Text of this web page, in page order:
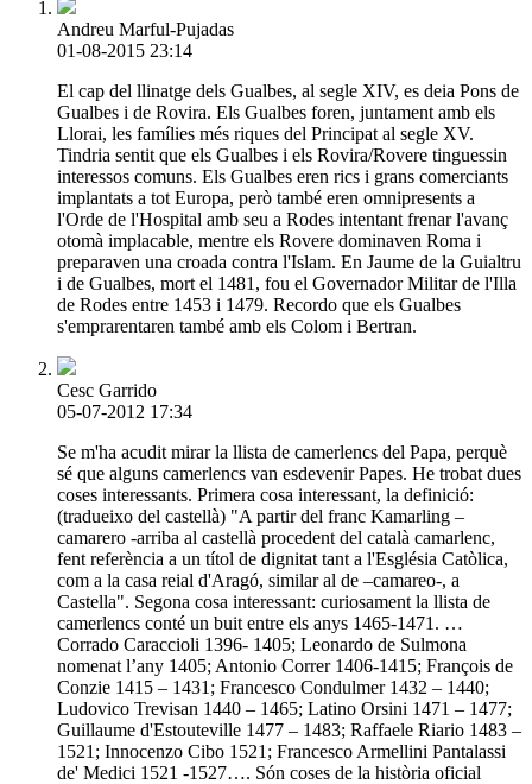
Andreu Marful-Pujadas
01-08-2015 23:14
El cap del llinatge dels Gualbes, al segle XIV, es deia Pons de
Gualbes i de Rovira. Els Gualbes foren, juntament amb els
Llorai, les famílies més riques del Principat al segle XV.
Tindria sentit que els Gualbes i els Rovira/Rovere tinguessin
interessos comuns. Els Gualbes eren rics i grans comerciants
implantats a tot Europa, però també eren omnipresents a
l'Orde de l'Hospital amb seu a Rodes intentant frenar l'avanç
otomà implacable, mentre els Rovere dominaven Roma i
preparaven una croada contra l'Islam. En Jaume de la Guialtru
i de Gualbes, mort el 1481, fou el Governador Militar de l'Illa
de Rodes entre 1453 i 1479. Recordo que els Gualbes
s'emprarentaren també amb els Colom i Bertran.
Cesc Garrido
05-07-2012 17:34
Se m'ha acudit mirar la llista de camerlencs del Papa, perquè
sé que alguns camerlencs van esdevenir Papes. He trobat dues
coses interessants. Primera cosa interessant, la definició:
(tradueixo del castellà) "A partir del franc Kamarling –
camarero -arriba al castellà procedent del català camarlenc,
fent referència a un títol de dignitat tant a l'Església Catòlica,
com a la casa reial d'Aragó, similar al de –camareo-, a
Castella". Segona cosa interessant: curiosament la llista de
camerlencs conté un buit entre els anys 1465-1471. …
Corrado Caraccioli 1396- 1405; Leonardo de Sulmona
nomenat l’any 1405; Antonio Correr 1406-1415; François de
Conzie 1415 – 1431; Francesco Condulmer 1432 – 1440;
Ludovico Trevisan 1440 – 1465; Latino Orsini 1471 – 1477;
Guillaume d'Estouteville 1477 – 1483; Raffaele Riario 1483 –
1521; Innocenzo Cibo 1521; Francesco Armellini Pantalassi
de' Medici 1521 -1527…. Són coses de la història oficial